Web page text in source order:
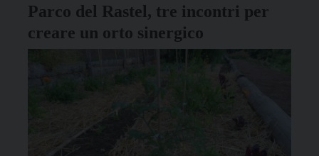
Parco del Rastel, tre incontri per
creare un orto sinergico